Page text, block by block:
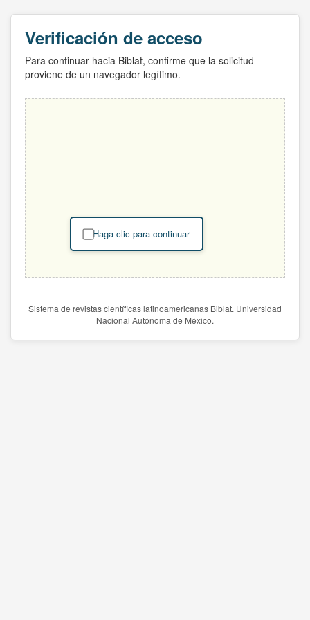
Verificación de acceso
Para continuar hacia Biblat, confirme que la solicitud
proviene de un navegador legítimo.
Haga clic para continuar
Sistema de revistas científicas latinoamericanas Biblat. Universidad
Nacional Autónoma de México.